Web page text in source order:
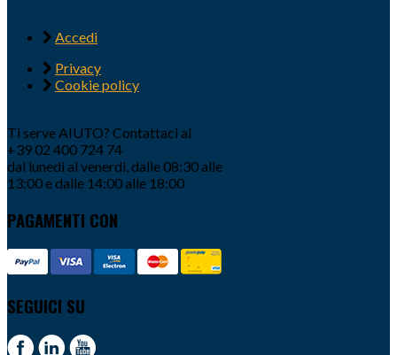
Accedi
Privacy
Cookie policy
Ti serve AIUTO? Contattaci al
+39 02 400 724 74
dal lunedì al venerdì, dalle 08:30 alle
13:00 e dalle 14:00 alle 18:00
PAGAMENTI CON
SEGUICI SU